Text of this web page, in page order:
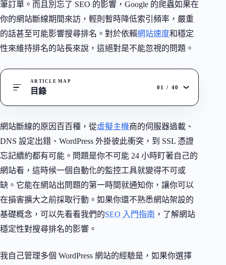
筆訂單。而且別忘了 SEO 的影響，Google 的爬蟲如果在
你的網站斷線期間來訪，輕則暫時降低索引頻率，嚴重
的話甚至可能影響搜尋排名。對於依賴網站速度和穩定
性來維持排名的站長來說，這絕對是不能忽視的問題。
ARTICLE MAP
目錄 01 / 40
網站斷線的原因百百種，從虛擬主機商的伺服器過載、
DNS 設定出錯、WordPress 外掛彼此衝突，到 SSL 憑證
忘記續約都有可能。問題是你不可能 24 小時盯著自己的
網站看，這時候一個自動化的監控工具就變得不可或
缺。它能在網站出問題的第一時間就通知你，讓你可以
在損害擴大之前採取行動。如果你還不熟悉網站架設的
基礎概念，可以先看看我們的SEO 入門指南 ，了解網站
穩定性對搜尋排名的影響。
我自己管理多個 WordPress 網站的經驗是，如果你選擇